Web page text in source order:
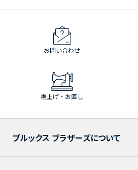
お問い合わせ
裾上げ・お直し
ブルックス ブラザーズについて